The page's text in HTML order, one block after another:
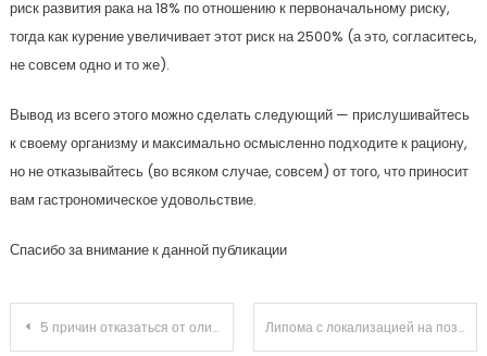
риск развития рака на 18% по отношению к первоначальному риску,
тогда как курение увеличивает этот риск на 2500% (а это, согласитесь,
не совсем одно и то же).
Вывод из всего этого можно сделать следующий — прислушивайтесь
к своему организму и максимально осмысленно подходите к рациону,
но не отказывайтесь (во всяком случае, совсем) от того, что приносит
вам гастрономическое удовольствие.
Спасибо за внимание к данной публикации
Навигация
5 причин отказаться от оливкового масла Липома с локализацией на позвоночнике: опасность и как избавиться